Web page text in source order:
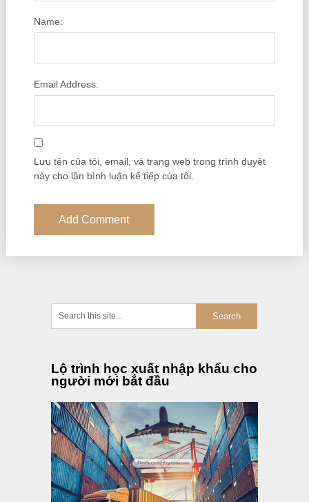
Name:
Email Address:
Lưu tên của tôi, email, và trang web trong trình duyệt
này cho lần bình luận kế tiếp của tôi.
Lộ trình học xuất nhập khẩu cho
người mới bắt đầu